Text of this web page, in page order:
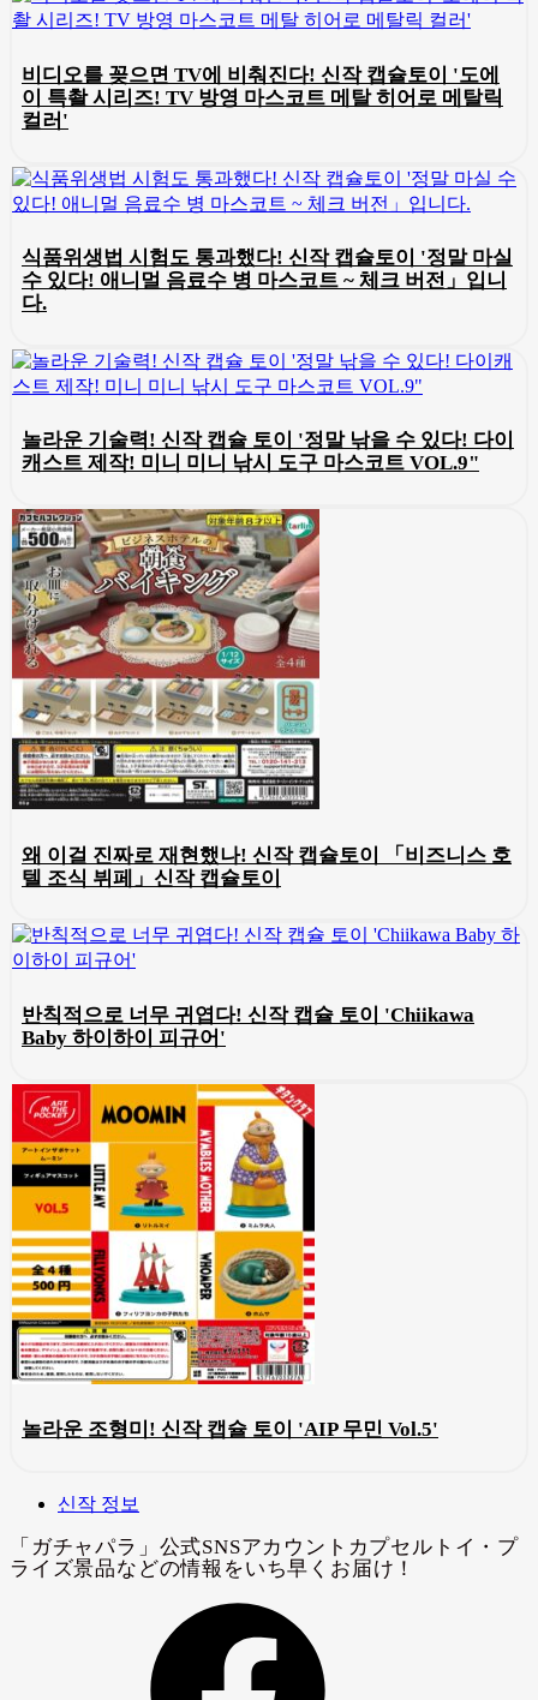
비디오를 꽂으면 TV에 비춰진다! 신작 캡슐토이 '도에
이 특촬 시리즈! TV 방영 마스코트 메탈 히어로 메탈릭
컬러'
식품위생법 시험도 통과했다! 신작 캡슐토이 '정말 마실
수 있다! 애니멀 음료수 병 마스코트 ~ 체크 버전」입니
다.
놀라운 기술력! 신작 캡슐 토이 '정말 낚을 수 있다! 다이
캐스트 제작! 미니 미니 낚시 도구 마스코트 VOL.9"
왜 이걸 진짜로 재현했나! 신작 캡슐토이 「비즈니스 호
텔 조식 뷔페」신작 캡슐토이
반칙적으로 너무 귀엽다! 신작 캡슐 토이 'Chiikawa
Baby 하이하이 피규어'
놀라운 조형미! 신작 캡슐 토이 'AIP 무민 Vol.5'
신작 정보